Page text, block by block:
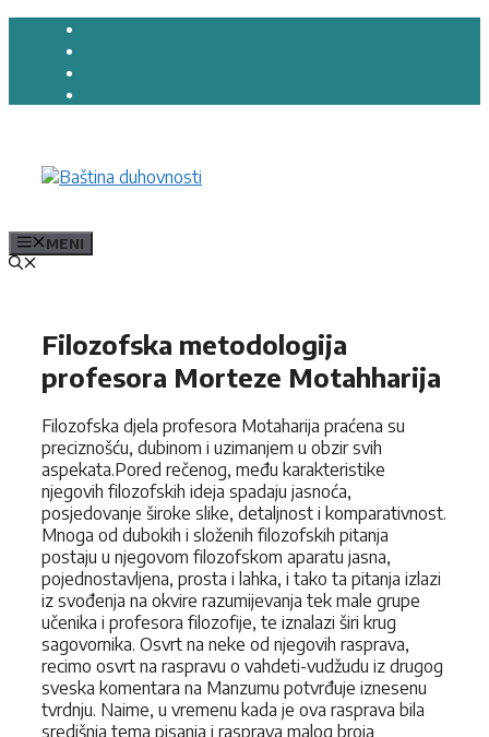
Preskoči
MENI
Filozofska metodologija
profesora Morteze Motahharija
Filozofska djela profesora Motaharija praćena su
preciznošću, dubinom i uzimanjem u obzir svih
aspekata.Pored rečenog, među karakteristike
njegovih filozofskih ideja spadaju jasnoća,
posjedovanje široke slike, detaljnost i komparativnost.
Mnoga od dubokih i složenih filozofskih pitanja
postaju u njegovom filozofskom aparatu jasna,
pojednostavljena, prosta i lahka, i tako ta pitanja izlazi
iz svođenja na okvire razumijevanja tek male grupe
učenika i profesora filozofije, te iznalazi širi krug
sagovornika. Osvrt na neke od njegovih rasprava,
recimo osvrt na raspravu o vahdeti-vudžudu iz drugog
sveska komentara na Manzumu potvrđuje iznesenu
tvrdnju. Naime, u vremenu kada je ova rasprava bila
središnja tema pisanja i rasprava malog broja